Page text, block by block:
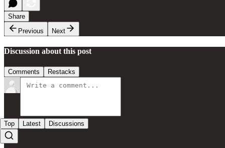
Share
Previous
Next
Discussion about this post
Comments Restacks
Top Latest Discussions